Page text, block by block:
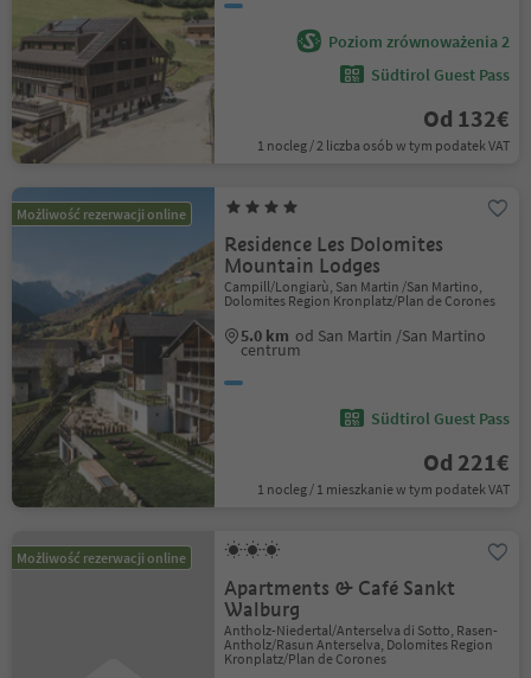
Poziom zrównoważenia 2
Südtirol Guest Pass
Od 132€
1 nocleg / 2 liczba osób w tym podatek VAT
Możliwość rezerwacji online
Residence Les Dolomites
Mountain Lodges
Campill/Longiarù, San Martin /San Martino,
Dolomites Region Kronplatz/Plan de Corones
5.0 km od San Martin /San Martino
centrum
Südtirol Guest Pass
Od 221€
1 nocleg / 1 mieszkanie w tym podatek VAT
Możliwość rezerwacji online
Apartments & Café Sankt
Walburg
Antholz-Niedertal/Anterselva di Sotto, Rasen-
Antholz/Rasun Anterselva, Dolomites Region
Kronplatz/Plan de Corones